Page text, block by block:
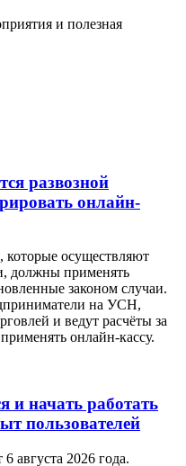
и полезная
развозной
онлайн-
осуществляют
должны применять
законом случаи.
на УСН,
и ведут расчёты за
онлайн-кассу.
начать работать
пользователей
августа 2026 года.